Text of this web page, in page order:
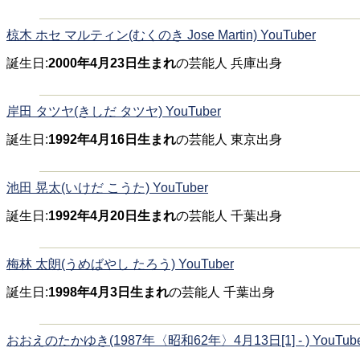
椋木 ホセ マルティン(むくのき Jose Martin) YouTuber
誕生日:2000年4月23日生まれの芸能人 兵庫出身
岸田 タツヤ(きしだ タツヤ) YouTuber
誕生日:1992年4月16日生まれの芸能人 東京出身
池田 晃太(いけだ こうた) YouTuber
誕生日:1992年4月20日生まれの芸能人 千葉出身
梅林 太朗(うめばやし たろう) YouTuber
誕生日:1998年4月3日生まれの芸能人 千葉出身
おおえのたかゆき(1987年〈昭和62年〉4月13日[1] - )